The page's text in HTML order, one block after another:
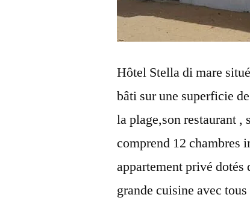
Hôtel Stella di mare
bâti sur une superficie
la plage,son restaurant ,
comprend 12 chambres
appartement privé
grande cuisine avec